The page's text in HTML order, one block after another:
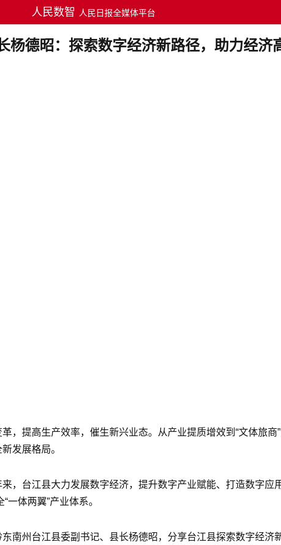
人民数智 人民日报全媒体平台
德昭：探索数字经济新路径，助力经济
，提高生产效率，催生新兴业态。从产业提质增效到“文体旅
发展格局。
，台江县大力发展数字经济，提升数字产业赋能、打造数字应
一体两翼”产业体系。
南州台江县委副书记、县长杨德昭，分享台江县探索数字经济